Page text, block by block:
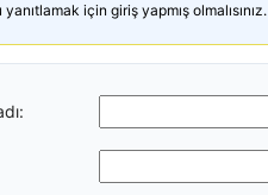
için giriş yapmış olmalısınız.